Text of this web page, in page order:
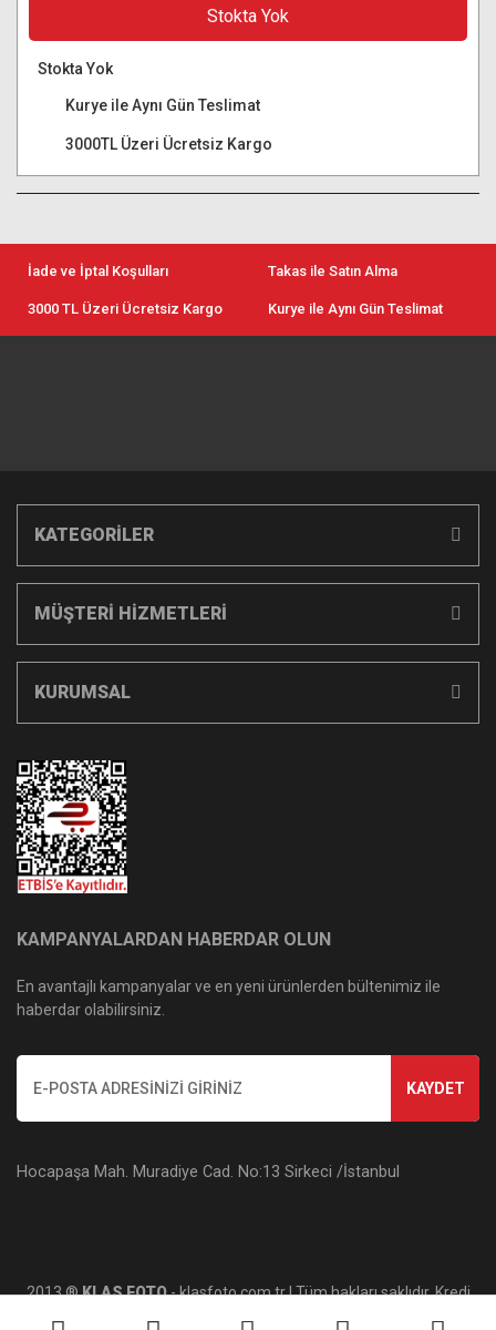
Stokta Yok
Stokta Yok
Kurye ile Aynı Gün Teslimat
3000TL Üzeri Ücretsiz Kargo
İade ve İptal Koşulları Takas ile Satın Alma
3000 TL Üzeri Ücretsiz Kargo Kurye ile Aynı Gün Teslimat
KATEGORİLER
MÜŞTERİ HİZMETLERİ
KURUMSAL
KAMPANYALARDAN HABERDAR OLUN
En avantajlı kampanyalar ve en yeni ürünlerden bültenimiz ile
haberdar olabilirsiniz.
KAYDET
Hocapaşa Mah. Muradiye Cad. No:13 Sirkeci /İstanbul
2013 ®KLAS FOTO- klasfoto.com.tr | Tüm hakları saklıdır. Kredi